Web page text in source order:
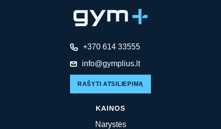
+370 614 33555
info@gymplius.lt
RAŠYTI ATSILIEPIMĄ
KAINOS
Narystės